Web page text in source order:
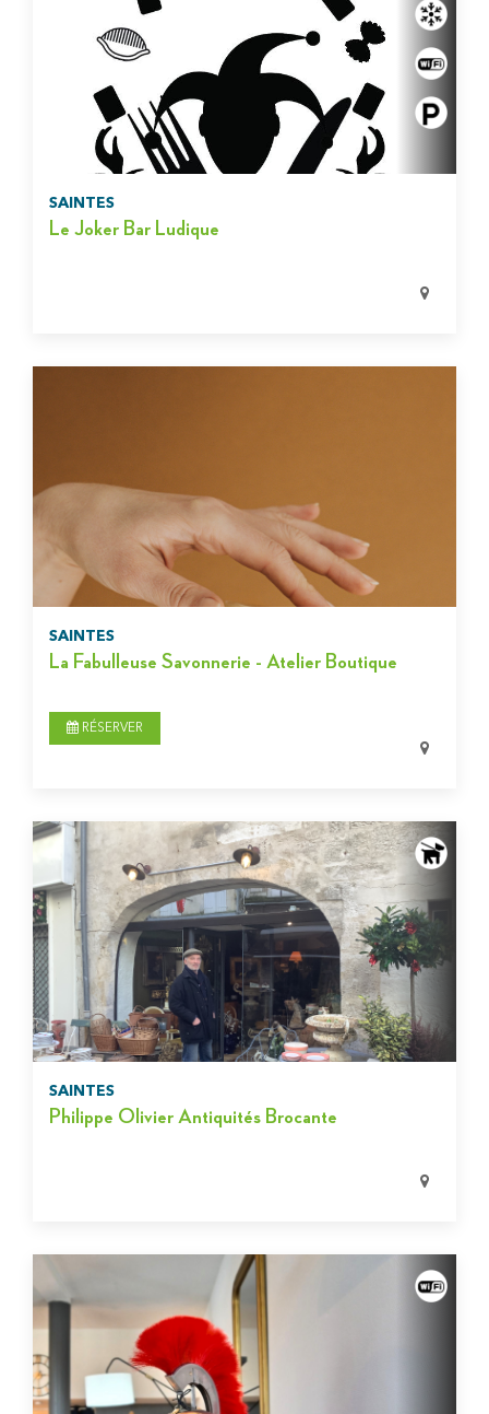
SAINTES
Le Joker Bar Ludique
SAINTES
La Fabulleuse Savonnerie - Atelier Boutique
RÉSERVER
SAINTES
Philippe Olivier Antiquités Brocante